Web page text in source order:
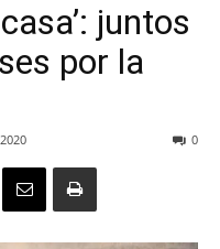
juntos
por la
0